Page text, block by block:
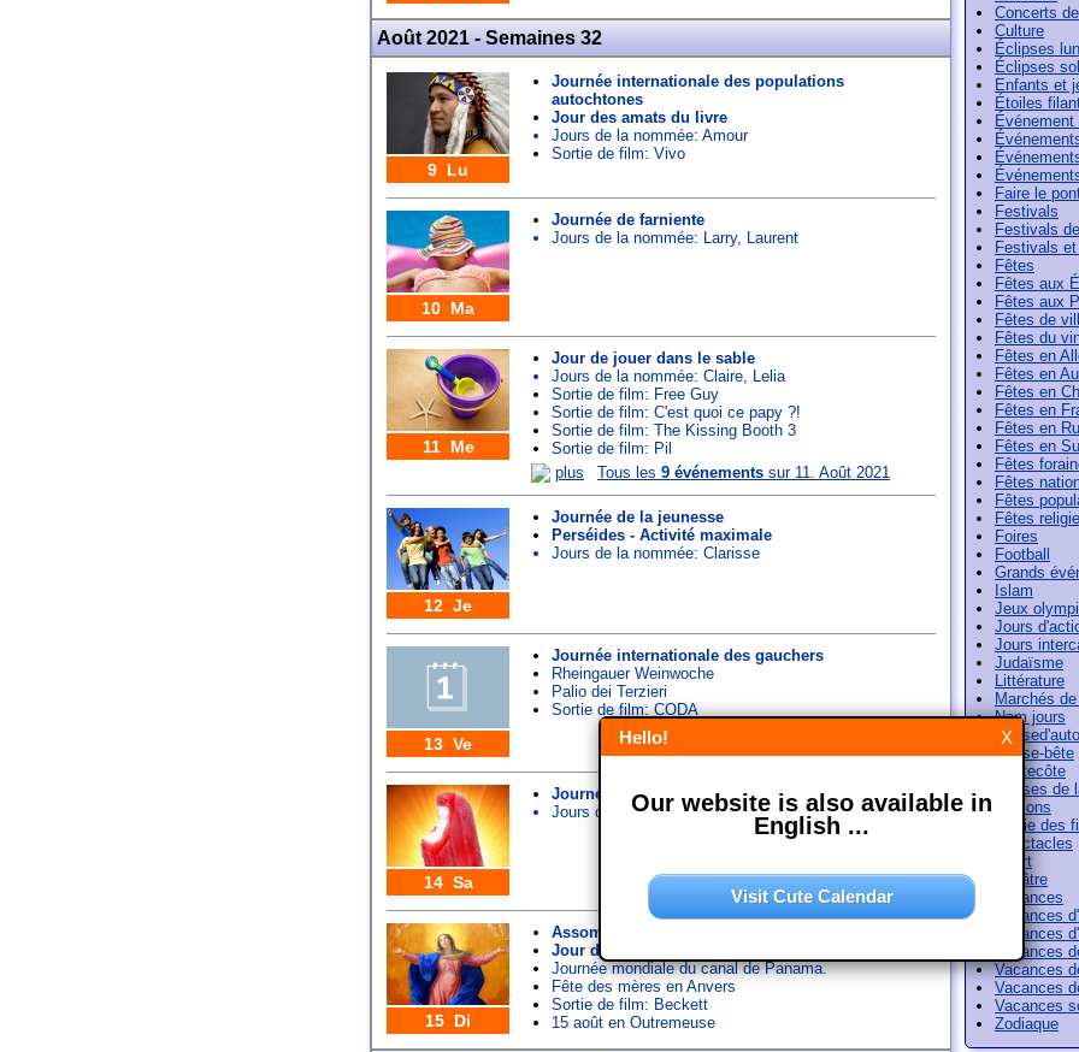
Août 2021 - Semaines 32
9 Lu
Journée internationale des populations
autochtones
Jour des amats du livre
Jours de la nommée: Amour
Sortie de film: Vivo
10 Ma
Journée de farniente
Jours de la nommée: Larry, Laurent
11 Me
Jour de jouer dans le sable
Jours de la nommée: Claire Lelia
Sortie de film: Free Guy
Sortie de film: C'est quoi ce papy ?!
Sortie de film: The Kissing Booth 3
Sortie de film: Pil
plus
Tous les 9 événements sur 11. Août 2021
12 Je
Journée de la jeunesse
Perséides - Activité maximale
Jours de la nommée: Clarisse
13 Ve
Journée internationale des gauchers
Rheingauer Weinwoche
Palio dei Terzieri
Sortie de film: CODA
14 Sa
Journée nationale de la glace à l'eau
Jours de la nommée:Evrard
15 Di
Assomption de Marie
Jour de loisir
Journée mondiale du canal de Panama.
Fête des mères en Anvers
Sortie de film: Beckett
15 août en Outremeuse
Concerts
Culture
Éclipses
Éclipses
Enfants et
Étoiles
Faire le
Festivals
Festivals
Festivals
Fêtes
Fêtes aux
Fêtes aux
Fêtes de
Fêtes du
Fêtes en
Fêtes en
Fêtes en
Fêtes en
Fêtes en
Fêtes en
Fêtes
Fêtes
Fêtes
Fêtes
Foires
Football
Grands
Islam
Jeux
Jours
Jours
Judaïsme
Littérature
Marchés de
Nom jours
Pense-bête
Pentecôte
Phases de
Saisons
Sortie des
Spectacles
Sport
Théâtre
Vacances
Vacances
Vacances
Vacances
Vacances
Vacances
Vacances
Zodiaque
X
Hello!
Our website is also available in
English ...
Visit Cute Calendar